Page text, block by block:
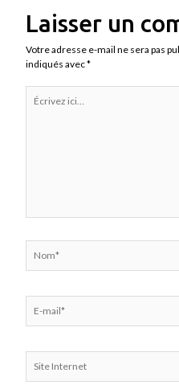
Laisser un
Votre adresse e-mail ne sera pas
indiqués avec*
ici…
mail*
Internet